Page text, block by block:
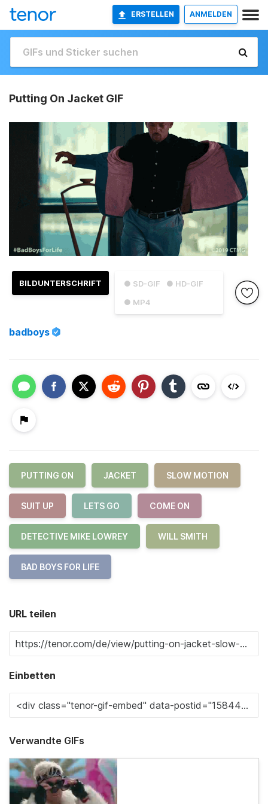
ERSTELLEN ANMELDEN
Putting On Jacket GIF
● SD-GIF
● HD-GIF
● MP4
BILDUNTERSCHRIFT
badboys
PUTTING ON JACKET SLOW MOTION
SUIT UP LETS GO COME ON
DETECTIVE MIKE LOWREY WILL SMITH
BAD BOYS FOR LIFE
URL teilen
Einbetten
Verwandte GIFs